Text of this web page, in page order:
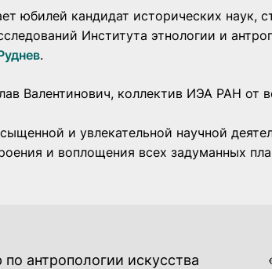
юбилей кандидат исторических наук,
Института этнологии и
.
Валентинович, коллектив ИЭА РАН от
и увлекательной научной
и воплощения всех задуманных
по антропологии искусства